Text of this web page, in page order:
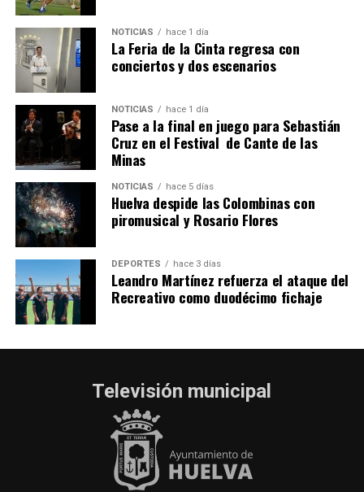
SEXTA CORRIDA DE LAS FIESTAS COLOMBINAS
2026
hace 4 días· Huelvatv
NOTICIAS hace 1 día
La Feria de la Cinta regresa con
conciertos y dos escenarios
NOTICIAS hace 1 día
Pase a la final en juego para Sebastián
Cruz en el Festival de Cante de las
Minas
NOTICIAS hace 5 días
Huelva despide las Colombinas con
piromusical y Rosario Flores
DEPORTES hace 3 días
Leandro Martínez refuerza el ataque del
Recreativo como duodécimo fichaje
Televisión municipal